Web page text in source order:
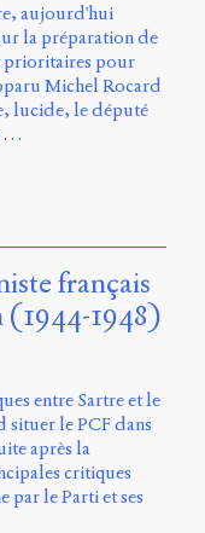
aujourd'hui
la préparation de
prioritaires pour
Michel Rocard
lucide, le député
…
français
(1944-1948)
entre Sartre et le
situer le PCF dans
après la
critiques
par le Parti et ses